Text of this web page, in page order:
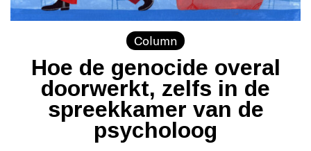
Column
Hoe de genocide overal
doorwerkt, zelfs in de
spreekkamer van de
psycholoog